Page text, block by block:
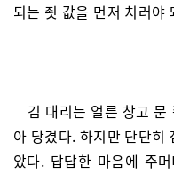
되는 죗 값을 먼저 치러야
김 대리는 얼른 창고
아 당겼다. 하지만 단단히
았다. 답답한 마음에 주